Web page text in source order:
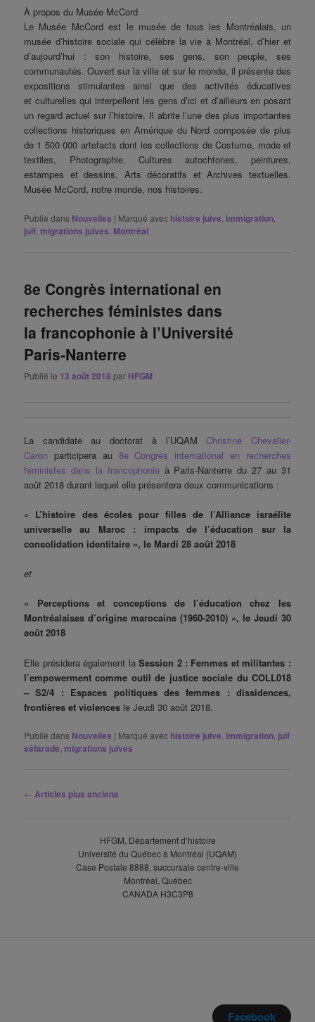
À propos du Musée McCord
Le Musée McCord est le musée de tous les Montréalais, un
musée d’histoire sociale qui célèbre la vie à Montréal, d’hier et
d’aujourd’hui : son histoire, ses gens, son peuple, ses
communautés. Ouvert sur la ville et sur le monde, il présente des
expositions stimulantes ainsi que des activités éducatives
et culturelles qui interpellent les gens d’ici et d’ailleurs en posant
un regard actuel sur l’histoire. Il abrite l’une des plus importantes
collections historiques en Amérique du Nord composée de plus
de 1 500 000 artefacts dont les collections de Costume, mode et
textiles, Photographie, Cultures autochtones, peintures,
estampes et dessins, Arts décoratifs et Archives textuelles.
Musée McCord, notre monde, nos histoires.
Publié dans Nouvelles | Marqué avec histoire juive immigration
juif migrations juives Montréal
8e Congrès international en
recherches féministes dans
la francophonie à l’Université
Paris-Nanterre
Publié le 13 août 2018 par HFGM
La candidate au doctorat à l’UQAMChristine Chevalier-
Caron participera au 8e Congrès international en recherches
féministes dans la francophonieà Paris-Nanterre du 27 au 31
août 2018 durant lequel elle présentera deux communications :
« L’histoire des écoles pour filles de l’Alliance israélite
universelle au Maroc : impacts de l’éducation sur la
consolidation identitaire », le Mardi 28 août 2018
et
« Perceptions et conceptions de l’éducation chez les
Montréalaises d’origine marocaine (1960-2010) », le Jeudi 30
août 2018
Elle présidera également laSession 2 : Femmes et militantes :
l’empowerment comme outil de justice sociale du COLL018
– S2/4 : Espaces politiques des femmes : dissidences,
frontières et violences le Jeudi 30 août 2018.
Publié dans Nouvelles | Marqué avec histoire juive immigration juif
séfarade migrations juives
Navigation
← Articles plus anciens
HFGM, Département d’histoire
Université du Québec à Montréal (UQAM)
Case Postale 8888, succursale centre-ville
Montréal, Québec
CANADA H3C3P8
Facebook